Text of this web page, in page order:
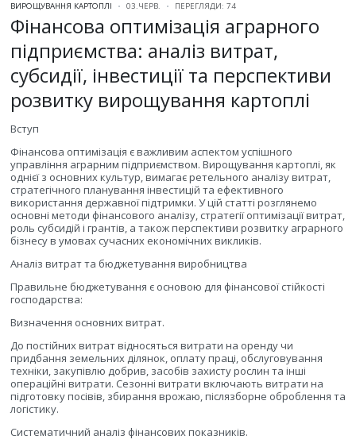
ВИРОЩУВАННЯ КАРТОПЛІ 03.ЧЕРВ. ПЕРЕГЛЯДИ: 74
Фінансова оптимізація аграрного
підприємства: аналіз витрат,
субсидії, інвестиції та перспективи
розвитку вирощування картоплі
Вступ
Фінансова оптимізація є важливим аспектом успішного
управління аграрним підприємством. Вирощування картоплі, як
однієї з основних культур, вимагає ретельного аналізу витрат,
стратегічного планування інвестицій та ефективного
використання державної підтримки. У цій статті розглянемо
основні методи фінансового аналізу, стратегії оптимізації витрат,
роль субсидій і грантів, а також перспективи розвитку аграрного
бізнесу в умовах сучасних економічних викликів.
Аналіз витрат та бюджетування виробництва
Правильне бюджетування є основою для фінансової стійкості
господарства:
Визначення основних витрат.
До постійних витрат відносяться витрати на оренду чи
придбання земельних ділянок, оплату праці, обслуговування
техніки, закупівлю добрив, засобів захисту рослин та інші
операційні витрати. Сезонні витрати включають витрати на
підготовку посівів, збирання врожаю, післязборне оброблення та
логістику.
Систематичний аналіз фінансових показників.